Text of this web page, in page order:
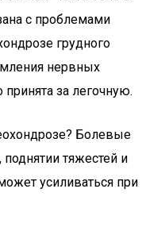
с проблемами
грудного
нервных
за легочную.
Болевые
тяжестей и
усиливаться при